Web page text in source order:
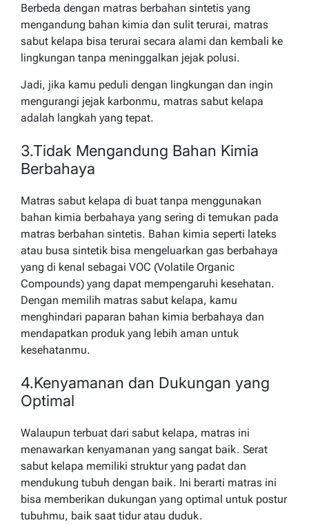
Berbeda dengan matras berbahan sintetis yang
mengandung bahan kimia dan sulit terurai, matras
sabut kelapa bisa terurai secara alami dan kembali ke
lingkungan tanpa meninggalkan jejak polusi.
Jadi, jika kamu peduli dengan lingkungan dan ingin
mengurangi jejak karbonmu, matras sabut kelapa
adalah langkah yang tepat.
3.Tidak Mengandung Bahan Kimia
Berbahaya
Matras sabut kelapa di buat tanpa menggunakan
bahan kimia berbahaya yang sering di temukan pada
matras berbahan sintetis. Bahan kimia seperti lateks
atau busa sintetik bisa mengeluarkan gas berbahaya
yang di kenal sebagai VOC (Volatile Organic
Compounds) yang dapat mempengaruhi kesehatan.
Dengan memilih matras sabut kelapa, kamu
menghindari paparan bahan kimia berbahaya dan
mendapatkan produk yang lebih aman untuk
kesehatanmu.
4.Kenyamanan dan Dukungan yang
Optimal
Walaupun terbuat dari sabut kelapa, matras ini
menawarkan kenyamanan yang sangat baik. Serat
sabut kelapa memiliki struktur yang padat dan
mendukung tubuh dengan baik. Ini berarti matras ini
bisa memberikan dukungan yang optimal untuk postur
tubuhmu, baik saat tidur atau duduk.